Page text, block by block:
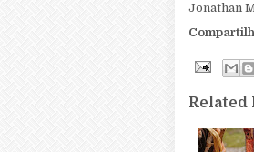
Jonathan
Related